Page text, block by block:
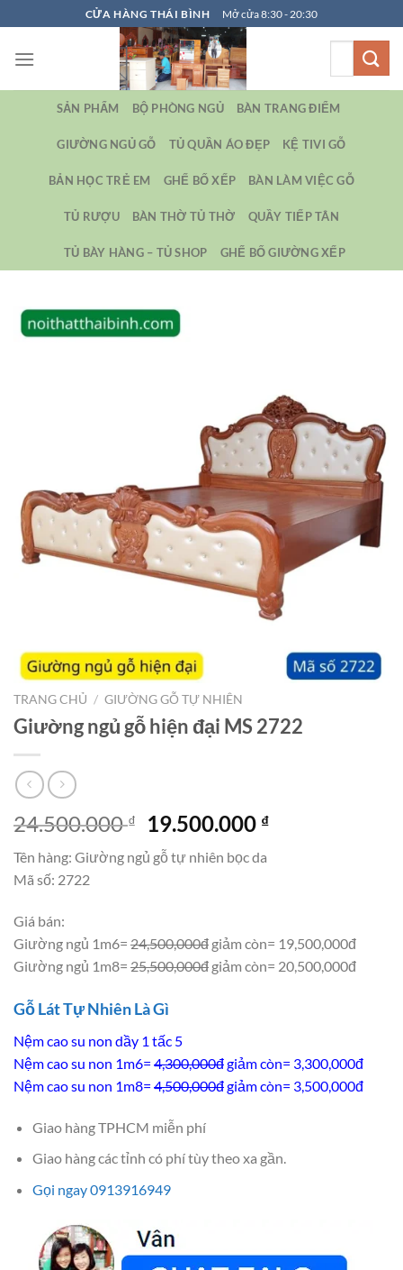
qua
nội
CỬA HÀNG THÁI BÌNH Mở cửa 8:30 - 20:30
SẢN PHẨM BỘ PHÒNG NGỦ BÀN TRANG ĐIỂM
GIƯỜNG NGỦ GỖ TỦ QUẦN ÁO ĐẸP KỆ TIVI GỖ
BẢN HỌC TRẺ EM GHẾ BỐ XẾP BÀN LÀM VIỆC GỖ
TỦ RƯỢU BÀN THỜ TỦ THỜ QUẦY TIẾP TÂN
TỦ BÀY HÀNG – TỦ SHOP GHẾ BỐ GIƯỜNG XẾP
TRANG CHỦ / GIƯỜNG GỖ TỰ NHIÊN
Giường ngủ gỗ hiện đại MS 2722
24.500.000₫
Giá
gốc
là:
19.500.000 ₫Giá
Tên hàng: Giường ngủ gỗ tự nhiên bọc da
Mã số: 2722
Giá bán:
Giường ngủ 1m6= 24,500,000đ giảm còn= 19,500,000đ
Giường ngủ 1m8= 25,500,000đ giảm còn= 20,500,000đ
Gỗ Lát Tự Nhiên Là Gì
Nệm cao su non dầy 1 tấc 5
Nệm cao su non 1m6= 4,300,000đgiảm còn= 3,300,000đ
Nệm cao su non 1m8= 4,500,000đgiảm còn= 3,500,000đ
Giao hàng TPHCM miễn phí
Giao hàng các tỉnh có phí tùy theo xa gần.
Gọi ngay 0913916949